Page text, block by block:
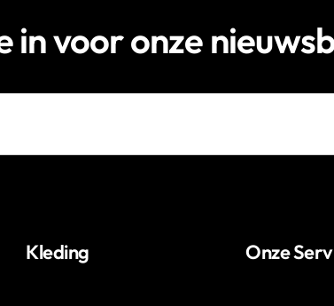
in voor onze
Kleding Onze